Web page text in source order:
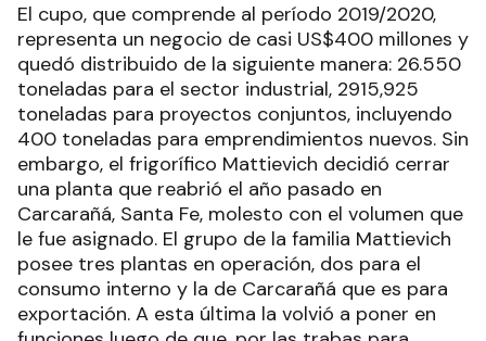
El cupo, que comprende al período 2019/2020,
representa un negocio de casi US$400 millones y
quedó distribuido de la siguiente manera: 26.550
toneladas para el sector industrial, 2915,925
toneladas para proyectos conjuntos, incluyendo
400 toneladas para emprendimientos nuevos. Sin
embargo, el frigorífico Mattievich decidió cerrar
una planta que reabrió el año pasado en
Carcarañá, Santa Fe, molesto con el volumen que
le fue asignado. El grupo de la familia Mattievich
posee tres plantas en operación, dos para el
consumo interno y la de Carcarañá que es para
exportación. A esta última la volvió a poner en